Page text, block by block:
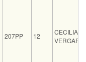
207PP 12
CECILIA
VERGARI